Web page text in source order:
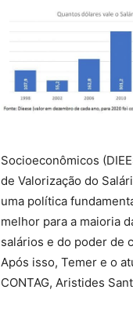
Socioeconômicos
de Valorização do
uma política
melhor para a maioria
salários e do poder de
Após isso, Temer e o
CONTAG, Aristides